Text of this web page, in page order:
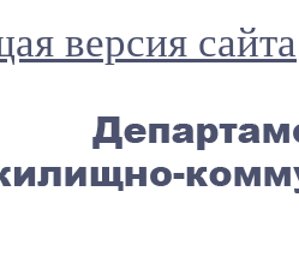
версия сайта